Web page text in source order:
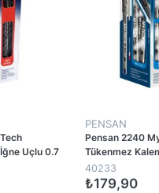
Uçlu 0.7
PENSAN
Pensan 2240
Tükenmez
mm - Mavi (25
40233
₺179,90